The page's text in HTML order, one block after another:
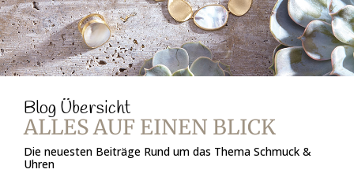
Blog Übersicht
ALLES AUF EINEN BLICK
Die neuesten Beiträge Rund um das Thema Schmuck &
Uhren